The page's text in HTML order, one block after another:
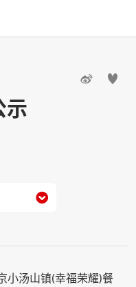
 
示

小汤山镇(幸福荣耀)餐